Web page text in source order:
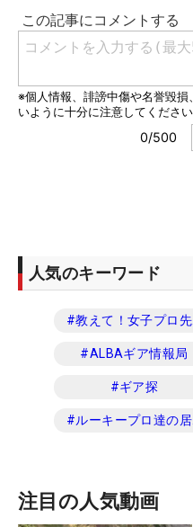
注目の人気動画
人気のキーワード
#教えて！女子プロ先生
#ALBAギア情報局
#ギア探
#ルーキープロ達の居酒屋放談